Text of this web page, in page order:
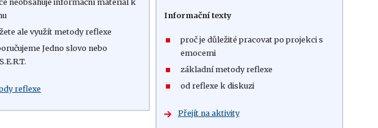
neobsahuje informační materiál k
ale využít metody reflexe
Jedno slovo nebo
reflexe
Informační texty
proč je důležité pracovat po projekci s
emocemi
základní metody reflexe
od reflexe k diskuzi
Přejít na aktivity